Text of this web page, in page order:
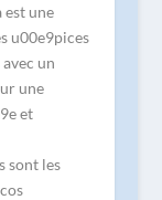
est une
u00e9pices
un
une
et
sont les